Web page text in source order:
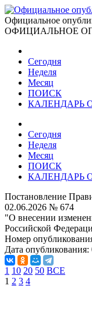
Официальное
ОФИЦИАЛЬНОЕ
Сегодня
Неделя
Месяц
ПОИСК
КАЛЕНДАРЬ
Сегодня
Неделя
Месяц
ПОИСК
КАЛЕНДАРЬ
Постановление
02.06.2026 № 674
"О внесении
Российской
Номер
Дата опубликования:
1 10 20 50 ВСЕ
1 2 3 4